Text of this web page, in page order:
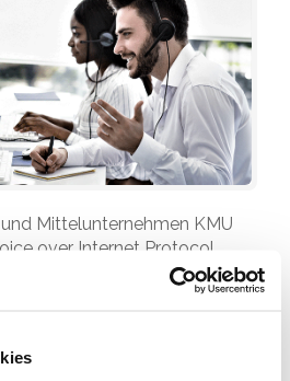
Mittelunternehmen KMU
over Internet Protocol